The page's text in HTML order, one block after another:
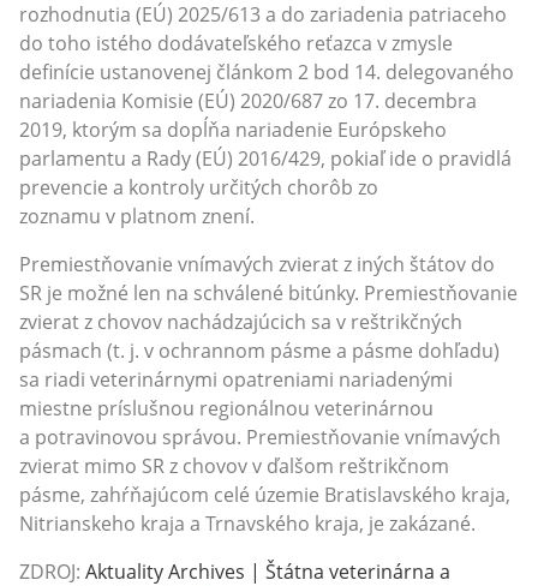
rozhodnutia (EÚ) 2025/613 a do zariadenia patriaceho
do toho istého dodávateľského reťazca v zmysle
definície ustanovenej článkom 2 bod 14. delegovaného
nariadenia Komisie (EÚ) 2020/687 zo 17. decembra
2019, ktorým sa dopĺňa nariadenie Európskeho
parlamentu a Rady (EÚ) 2016/429, pokiaľ ide o pravidlá
prevencie a kontroly určitých chorôb zo
zoznamu v platnom znení.
Premiestňovanie vnímavých zvierat z iných štátov do
SR je možné len na schválené bitúnky. Premiestňovanie
zvierat z chovov nachádzajúcich sa v reštrikčných
pásmach (t. j. v ochrannom pásme a pásme dohľadu)
sa riadi veterinárnymi opatreniami nariadenými
miestne príslušnou regionálnou veterinárnou
a potravinovou správou. Premiestňovanie vnímavých
zvierat mimo SR z chovov v ďalšom reštrikčnom
pásme, zahŕňajúcom celé územie Bratislavského kraja,
Nitrianskeho kraja a Trnavského kraja, je zakázané.
ZDROJ: Aktuality Archives | Štátna veterinárna a